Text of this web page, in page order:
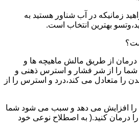
زمانیکه در آب شناور هستید به
بهترین انتخاب است.
از طریق مالش ماهیچه ها و
شما را از شر فشار و استرس ذهنی و
را متعادل می کند،درد و استرس را از
را افزایش می دهد و سبب می شود شما
درمان کنید.( به اصطلاح نوعی خود